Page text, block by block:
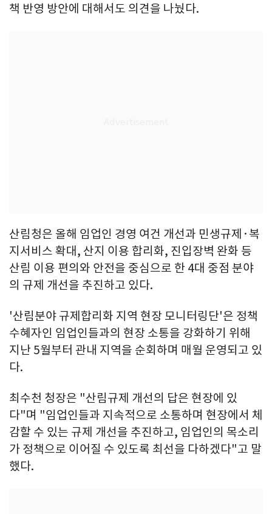
책 반영 방안에 대해서도 의견을 나눴다.
산림청은 올해 임업인 경영 여건 개선과 민생규제·복
지서비스 확대, 산지 이용 합리화, 진입장벽 완화 등
산림 이용 편의와 안전을 중심으로 한 4대 중점 분야
의 규제 개선을 추진하고 있다.
'산림분야 규제합리화 지역 현장 모니터링단'은 정책
수혜자인 임업인들과의 현장 소통을 강화하기 위해
지난 5월부터 관내 지역을 순회하며 매월 운영되고 있
다.
최수천 청장은 "산림규제 개선의 답은 현장에 있
다"며 "임업인들과 지속적으로 소통하며 현장에서 체
감할 수 있는 규제 개선을 추진하고, 임업인의 목소리
가 정책으로 이어질 수 있도록 최선을 다하겠다"고 말
했다.